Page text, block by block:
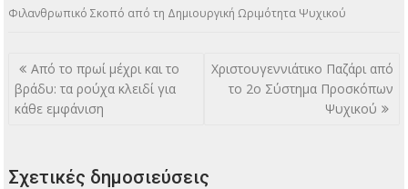
Φιλανθρωπικό Σκοπό από τη Δημιουργική Ωριμότητα Ψυχικού
Πλοήγηση
άρθρων
Από το πρωί μέχρι και το
βράδυ: τα ρούχα κλειδί για
κάθε εμφάνιση
Χριστουγεννιάτικο Παζάρι από
το 2ο Σύστημα Προσκόπων
Ψυχικού
Σχετικές δημοσιεύσεις